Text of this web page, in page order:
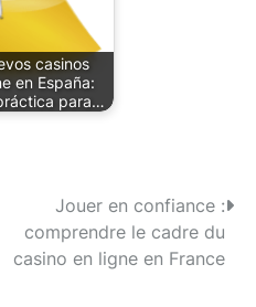
casinos
en España:
para…
Jouer en confiance :
comprendre le cadre du
casino en ligne en France